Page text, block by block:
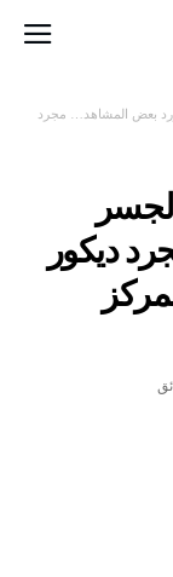
بعض المشاهد… مجرد
ديكور